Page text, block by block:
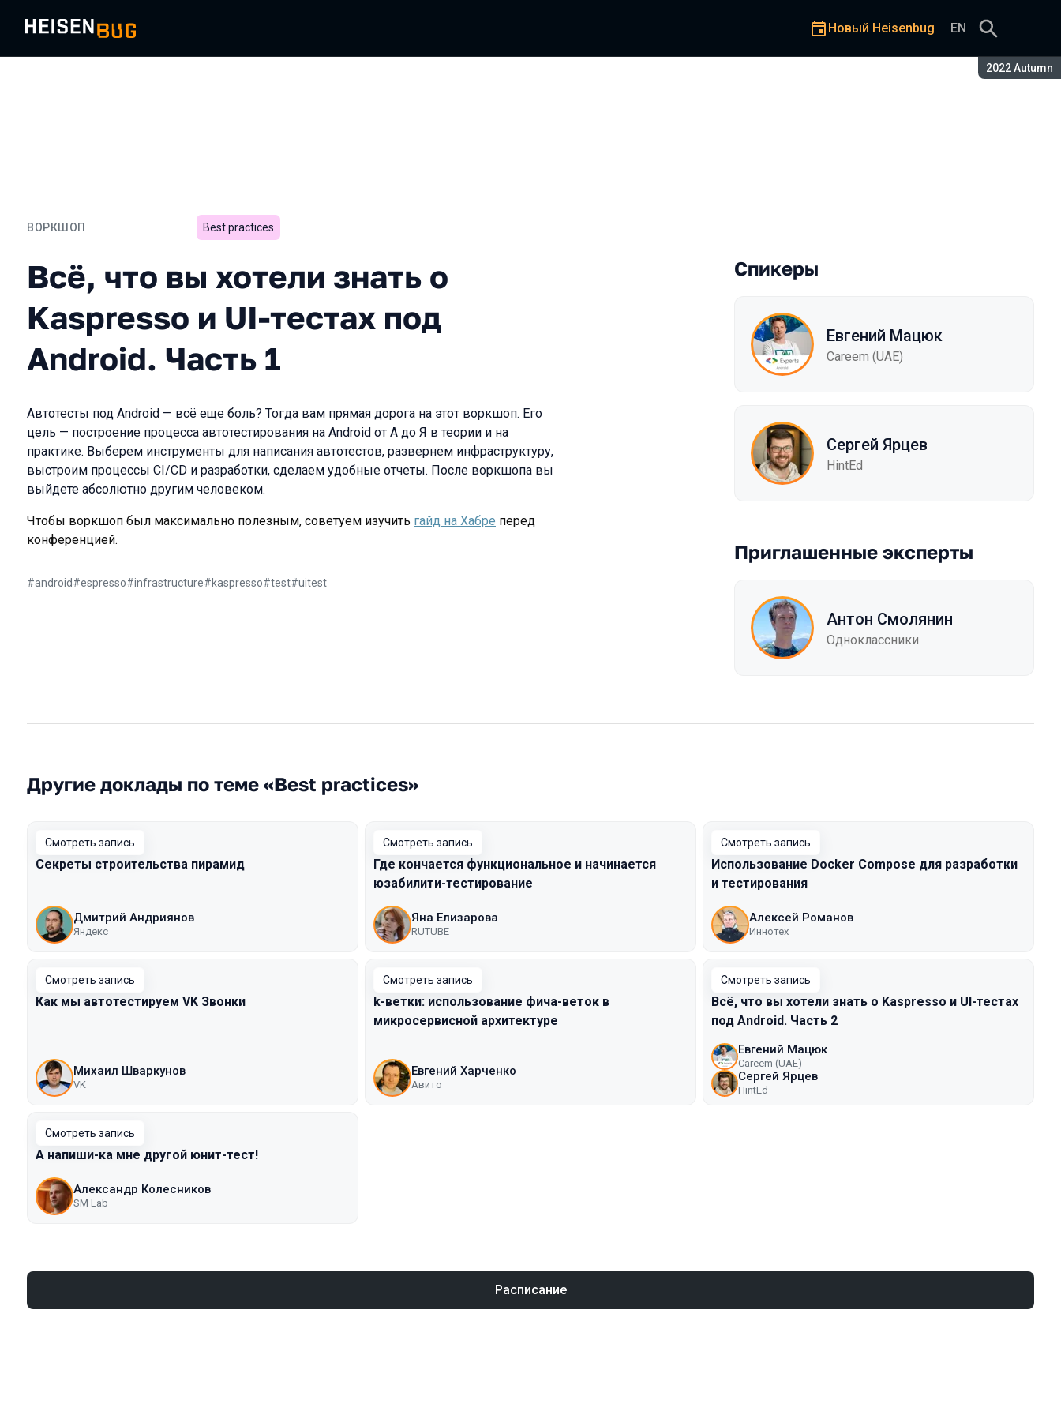
Сезон:
2022 Autumn
Новый Heisenbug EN
ВОРКШОП
Всё, что вы хотели знать о Kaspresso и UI-тестах под Android. Часть 1
Best practices
Всё, что вы хотели знать о
Kaspresso и UI-тестах под
Android. Часть 1
Автотесты под Android — всё еще боль? Тогда вам прямая дорога на этот воркшоп. Его
цель — построение процесса автотестирования на Android от А до Я в теории и на
практике. Выберем инструменты для написания автотестов, развернем инфраструктуру,
выстроим процессы CI/CD и разработки, сделаем удобные отчеты. После воркшопа вы
выйдете абсолютно другим человеком.
Чтобы воркшоп был максимально полезным, советуем изучить гайд на Хабре перед
конференцией.
#android#espresso#infrastructure#kaspresso#test#uitest
Спикеры
Евгений Мацюк
Careem (UAE)
Сергей Ярцев
HintEd
Приглашенные эксперты
Антон Смолянин
Одноклассники
Другие доклады по теме «Best practices»
Смотреть запись
Секреты строительства пирамид
Дмитрий Андриянов
Яндекс
Смотреть запись
Где кончается функциональное и начинается
юзабилити-тестирование
Яна Елизарова
RUTUBE
Смотреть запись
Использование Docker Compose для разработки
и тестирования
Алексей Романов
Иннотех
Смотреть запись
Как мы автотестируем VK Звонки
Михаил Шваркунов
VK
Смотреть запись
k-ветки: использование фича-веток в
микросервисной архитектуре
Евгений Харченко
Авито
Смотреть запись
Всё, что вы хотели знать о Kaspresso и UI-тестах
под Android. Часть 2
Евгений Мацюк
Careem (UAE)
Сергей Ярцев
HintEd
Смотреть запись
А напиши-ка мне другой юнит-тест!
Александр Колесников
SM Lab
Расписание